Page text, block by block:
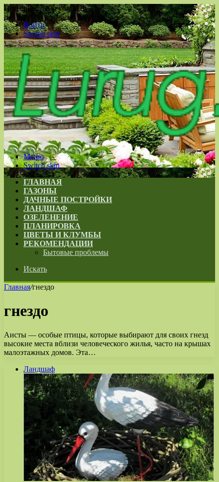
Пятница , 7 Август 2026
Войти
Switch skin
Меню
Switch skin
ГЛАВНАЯ
ГАЗОНЫ
ДАЧНЫЕ ПОСТРОЙКИ
ЛАНДШАФ
ОЗЕЛЕНЕНИЕ
ПЛАНИРОВКА
ЦВЕТЫ И КЛУМБЫ
РЕКОМЕНДАЦИИ
Бытовые проблемы
Искать
Главная/гнездо
гнездо
Аисты — особые птицы, которые выбирают для своих гнезд
высокие места вблизи человеческого жилья, часто на крышах
малоэтажных домов. Эта…
Ландшаф